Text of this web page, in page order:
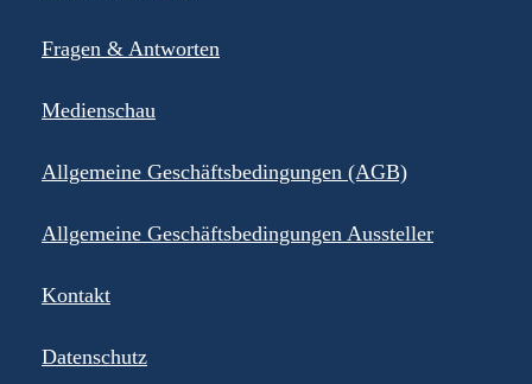
Fragen & Antworten
Medienschau
Allgemeine Geschäftsbedingungen (AGB)
Allgemeine Geschäftsbedingungen Aussteller
Kontakt
Datenschutz